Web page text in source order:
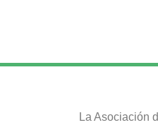
La Asociación